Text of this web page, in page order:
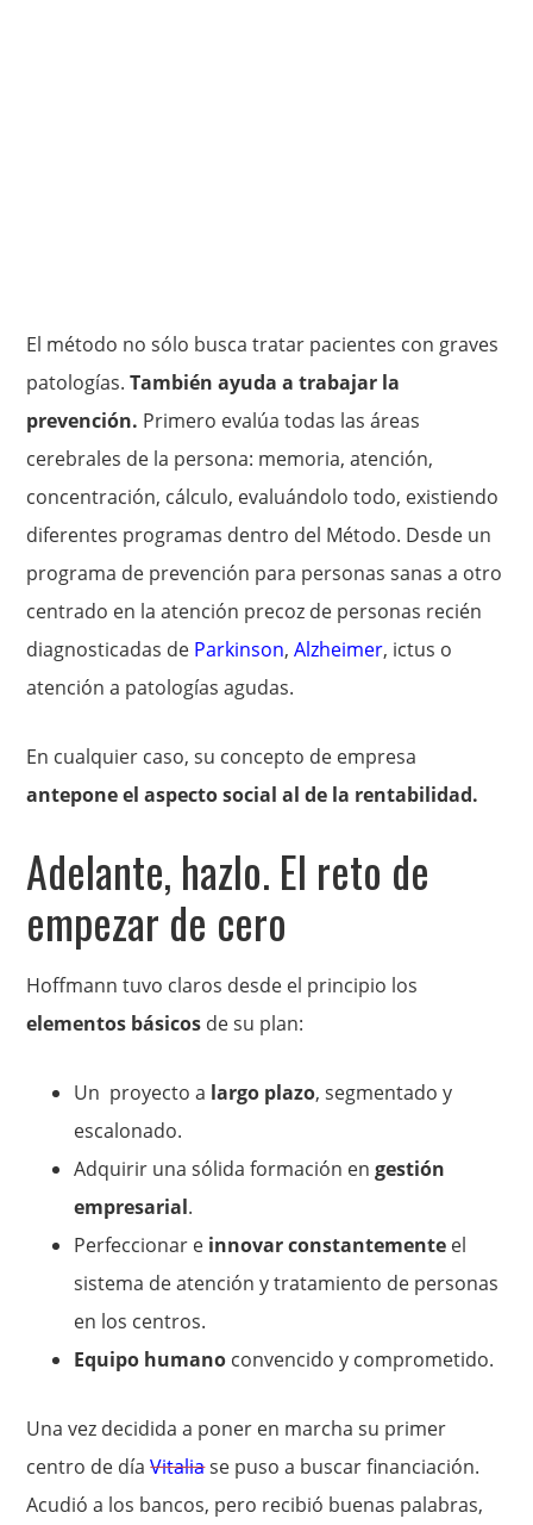
El método no sólo busca tratar pacientes con graves
patologías.También ayuda a trabajar la
prevención. Primero evalúa todas las áreas
cerebrales de la persona: memoria, atención,
concentración, cálculo, evaluándolo todo, existiendo
diferentes programas dentro del Método. Desde un
programa de prevención para personas sanas a otro
centrado en la atención precoz de personas recién
diagnosticadas de Parkinson,Alzheimer, ictus o
atención a patologías agudas.
En cualquier caso, su concepto de empresa
antepone el aspecto social al de la rentabilidad.
Adelante, hazlo. El reto de
empezar de cero
Hoffmann tuvo claros desde el principio los
elementos básicos de su plan:
Un proyecto a largo plazo, segmentado y
escalonado.
Adquirir una sólida formación engestión
empresarial.
Perfeccionar e innovar constantemente el
sistema de atención y tratamiento de personas
en los centros.
Equipo humano convencido y comprometido.
Una vez decidida a poner en marcha su primer
centro de díaVitaliase puso a buscar financiación.
Acudió a los bancos, pero recibió buenas palabras,